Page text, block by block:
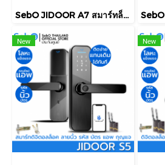
SebO JIDOOR A7 สมาร์ทล็อคประตูดิจิตอลแบบมือจับ ที่เรียบหรู บนประตูดึงผลัก ปลดล็อคแบบแสกนหน้า นิ้ว บัตร รหัส
New New